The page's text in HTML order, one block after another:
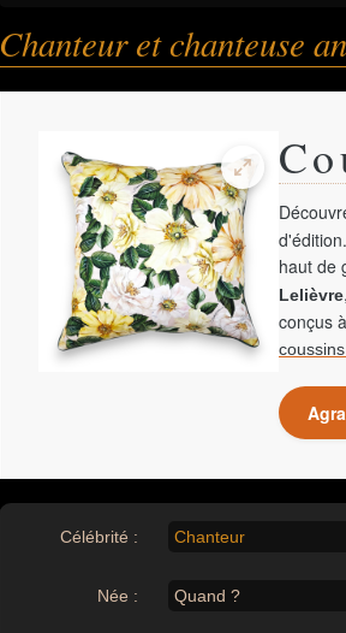
Chanteur et chanteuse
haut de
Lelièvre,
conçus
Célébrité : Chanteur
Née : Quand ?